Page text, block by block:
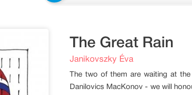
The Great Rain
Janikovszky Éva
The two of them are waiting at the
Danilovics MacKonov - we will